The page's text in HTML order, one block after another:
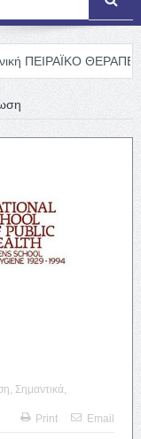
ΘΕΡΑΠΕΥΤΗΡΙΟ Α.
Σημαντικά
Print
Email